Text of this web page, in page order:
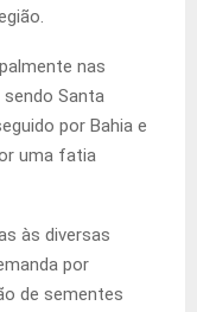
nas
Santa
por Bahia e
uma fatia
às diversas
por
de sementes